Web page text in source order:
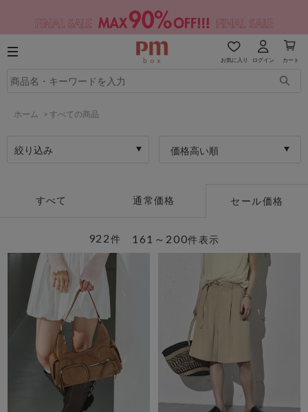
お気に入り ログイン カート
ホーム > すべての商品
絞り込み 価格高い順
すべて 通常価格 セール価格
161～200件表示
922件